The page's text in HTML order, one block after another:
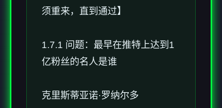
须重来，直到通过】
1.7.1 问题：最早在推特上达到1
亿粉丝的名人是谁
克里斯蒂亚诺·罗纳尔多